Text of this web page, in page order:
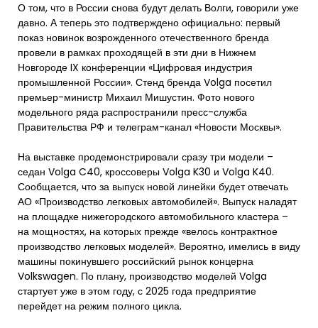
О том, что в России снова будут делать Волги, говорили уже
давно. А теперь это подтверждено официально: первый
показ новинок возрожденного отечественного бренда
провели в рамках проходящей в эти дни в Нижнем
Новгороде IX конференции «Цифровая индустрия
промышленной России». Стенд бренда Volga посетил
премьер-министр Михаил Мишустин. Фото нового
модельного ряда распространили пресс-служба
Правительства РФ и телеграм-канал «Новости Москвы».
На выставке продемонстрировали сразу три модели –
седан Volga C40, кроссоверы Volga K30 и Volga K40.
Сообщается, что за выпуск новой линейки будет отвечать
АО «Производство легковых автомобилей». Выпуск наладят
на площадке нижегородского автомобильного кластера –
на мощностях, на которых прежде «велось контрактное
производство легковых моделей». Вероятно, имелись в виду
машины покинувшего российский рынок концерна
Volkswagen. По плану, производство моделей Volga
стартует уже в этом году, с 2025 года предприятие
перейдет на режим полного цикла.